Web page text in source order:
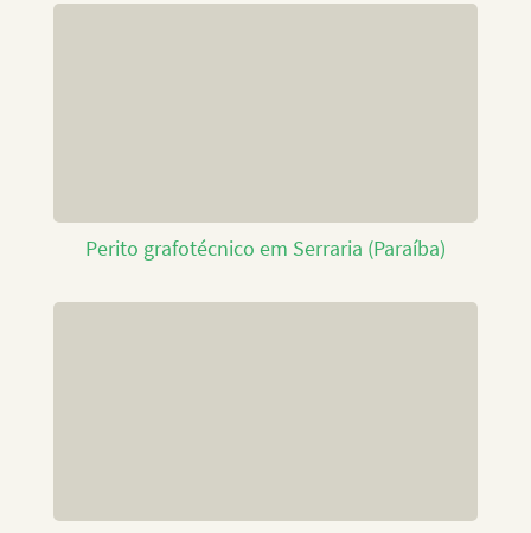
Perito grafotécnico em Serraria (Paraíba)